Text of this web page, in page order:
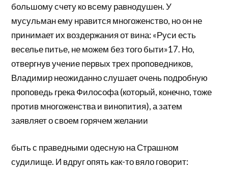
большому счету ко всему равнодушен. У
мусульман ему нравится многоженство, но он не
принимает их воздержания от вина: «Руси есть
веселье питье, не можем без того быти»17. Но,
отвергнув учение первых трех проповедников,
Владимир неожиданно слушает очень подробную
проповедь грека Философа (который, конечно, тоже
против многоженства и винопития), а затем
заявляет о своем горячем желании
быть с праведными одесную на Страшном
судилище. И вдруг опять как-то вяло говорит: